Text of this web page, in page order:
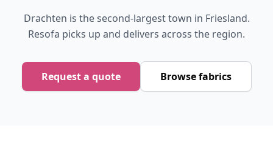
Drachten is the second-largest town in Friesland.
Resofa picks up and delivers across the region.
Request a quote Browse fabrics